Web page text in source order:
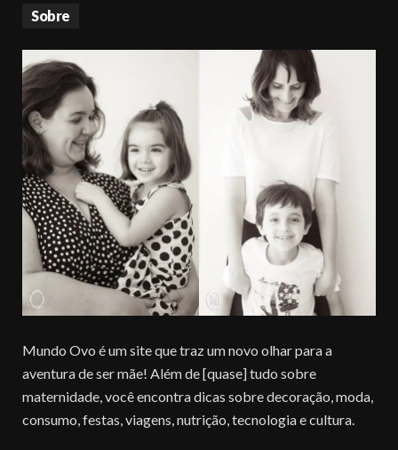
Sobre
Mundo Ovo é um site que traz um novo olhar para a
aventura de ser mãe! Além de [quase] tudo sobre
maternidade, você encontra dicas sobre decoração, moda,
consumo, festas, viagens, nutrição, tecnologia e cultura.